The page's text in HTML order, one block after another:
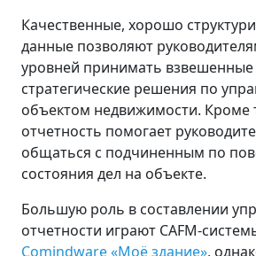
Качественные, хорошо
данные позволяют
уровней принимать
стратегические решения по
объектом недвижимости. Кроме
отчетность помогает
общаться с подчиненным по
состояния дел на объекте.
Большую роль в составлении
отчетности играют CAFM-
Comindware «Моё здание»,